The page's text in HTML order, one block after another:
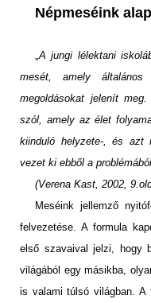
Népmeséink
A jungi lélektani
mesét, amely általános
megoldásokat jelenít
szól, amely az élet
kiinduló helyzete-, és azt
vezet ki ebből a
(Verena Kast, 2002,
Meséink jellemző
felvezetése. A formula
első szavaival jelzi, hogy
világából egy másikba,
is valami túlsó világban.